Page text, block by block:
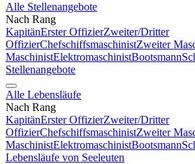
Alle Stellenangebote
Nach Rang
KapitänErster OffizierZweiter/Dritter
OffizierChefschiffsmaschinistZweiter
MaschinistElektromaschinistBootsmann
Stellenangebote
Alle Lebensläufe
Nach Rang
KapitänErster OffizierZweiter/Dritter
OffizierChefschiffsmaschinistZweiter
MaschinistElektromaschinistBootsmann
Lebensläufe von Seeleuten